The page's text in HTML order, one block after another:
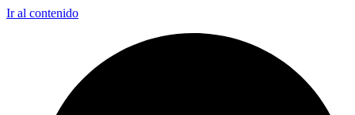
Ir al contenido